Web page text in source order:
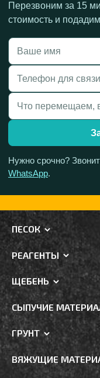
Перезвоним за 15
стоимость и
Нужно срочно?
WhatsApp.
ПЕСОК
РЕАГЕНТЫ
ЩЕБЕНЬ
СЫПУЧИЕ
ГРУНТ
ВЯЖУЩИЕ